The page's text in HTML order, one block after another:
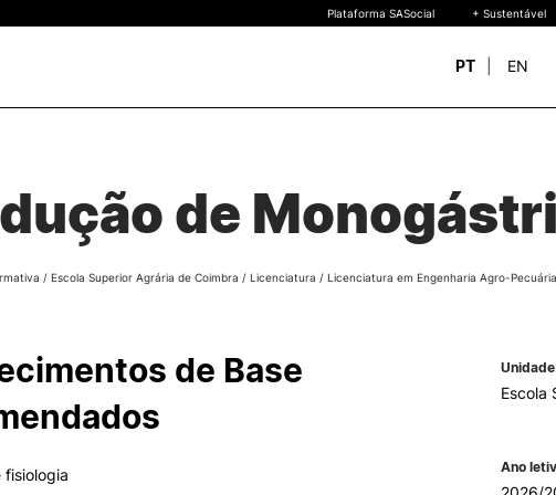
Oferta Formativa
Bolsas de Mérito
Legislação | Regulamentos
Diplomas Estrangeiros
Plataforma SASocial + Sustentável
PT EN
de
/ Escola Superior Agrária de Coimbra / Licenciatura / Licenciatura em Engenharia Agro-Pecuária
de Base
fisiologia
Escola
Ano